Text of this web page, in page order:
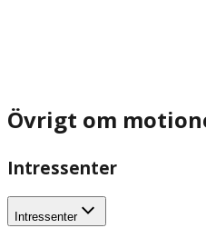
Övrigt om
Intressenter
Intressenter